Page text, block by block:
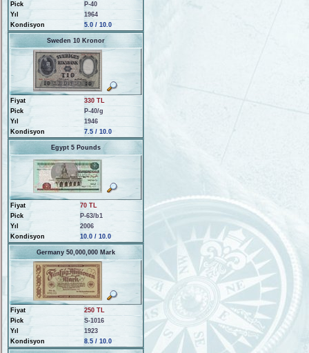
Pick
P-40
Yıl
1964
Kondisyon
5.0 / 10.0
Sweden 10 Kronor
Fiyat
330 TL
Pick
P-40/g
Yıl
1946
Kondisyon
7.5 / 10.0
Egypt 5 Pounds
Fiyat
70 TL
Pick
P-63/b1
Yıl
2006
Kondisyon
10.0 / 10.0
Germany 50,000,000 Mark
Fiyat
250 TL
Pick
S-1016
Yıl
1923
Kondisyon
8.5 / 10.0